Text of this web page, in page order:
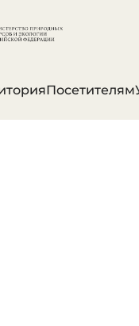
Посетителям